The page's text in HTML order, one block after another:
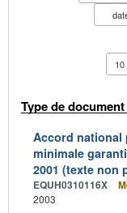
10
Type de
Accord national
minimale
2001 (texte non
EQUH0310116X
2003